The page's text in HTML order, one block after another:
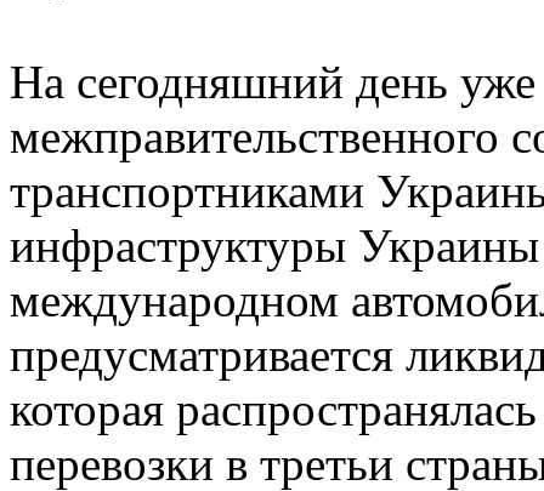
На сегодняшний день уже
межправительственного
транспортниками
инфраструктуры
международном
предусматривается
которая
перевозки в третьи